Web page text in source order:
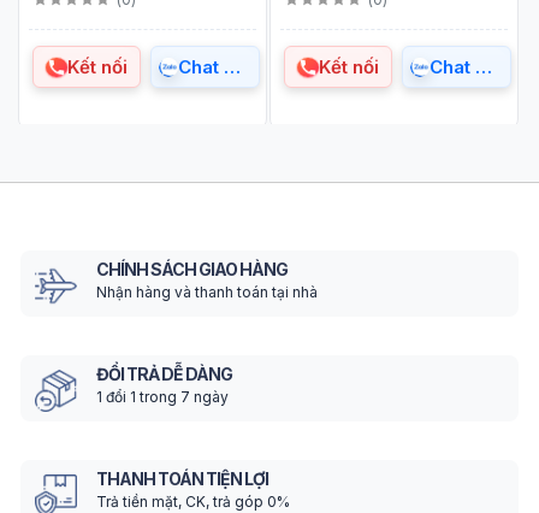
Kết nối Chat Zalo Kết nối Chat Zalo
CHÍNH SÁCH GIAO HÀNG
Nhận hàng và thanh toán tại nhà
ĐỔI TRẢ DỄ DÀNG
1 đổi 1 trong 7 ngày
THANH TOÁN TIỆN LỢI
Trả tiền mặt, CK, trả góp 0%